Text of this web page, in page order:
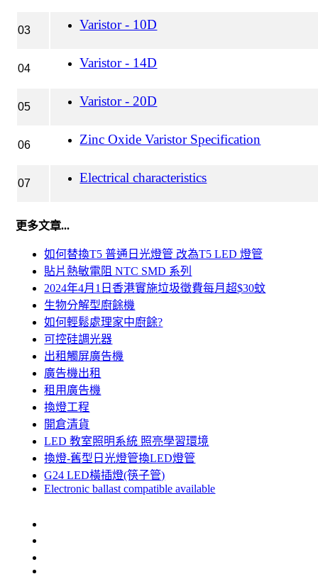
03 Varistor - 10D
04 Varistor - 14D
05 Varistor - 20D
06 Zinc Oxide Varistor Specification
07 Electrical characteristics
更多文章...
如何替換T5 普通日光燈管 改為T5 LED 燈管
貼片熱敏電阻 NTC SMD 系列
2024年4月1日香港實施垃圾徵費每月超$30蚊
生物分解型廚餘機
如何輕鬆處理家中廚餘?
可控硅調光器
出租觸屏廣告機
廣告機出租
租用廣告機
換燈工程
開倉清貨
LED 教室照明系統 照亮學習環境
換燈-舊型日光燈管換LED燈管
G24 LED橫插燈(筷子管)
Electronic ballast compatible available